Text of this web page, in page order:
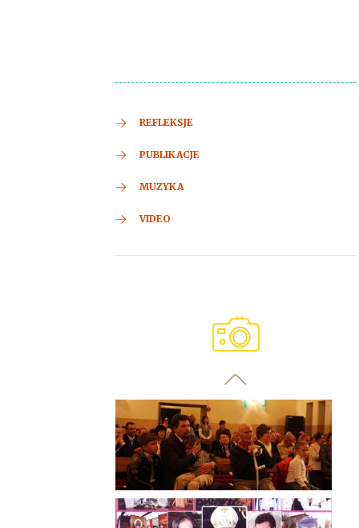
REFLEKSJE
PUBLIKACJE
MUZYKA
VIDEO